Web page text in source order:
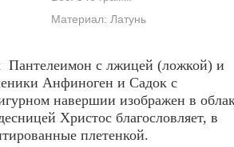
Материал: Латунь
Пантелеимон с лжицей (ложкой) и
Анфиноген и Садок с
навершии изображен в
Христос благословляет, в
плетенкой.